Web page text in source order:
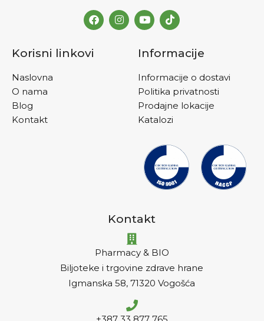
Korisni linkovi
Naslovna
O nama
Blog
Kontakt
Informacije
Informacije o dostavi
Politika privatnosti
Prodajne lokacije
Katalozi
Kontakt
Pharmacy & BIO
Biljoteke i trgovine zdrave hrane
Igmanska 58, 71320 Vogošća